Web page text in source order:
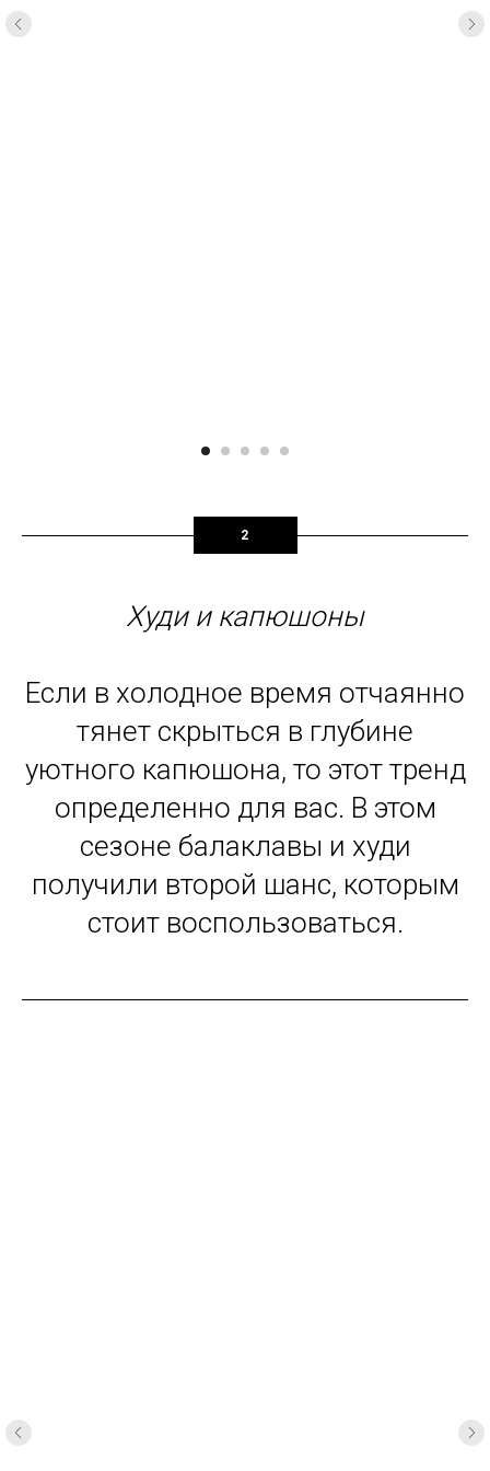
2
Худи и капюшоны
Если в холодное время отчаянно
тянет скрыться в глубине
уютного капюшона, то этот тренд
определенно для вас. В этом
сезоне балаклавы и худи
получили второй шанс, которым
стоит воспользоваться.